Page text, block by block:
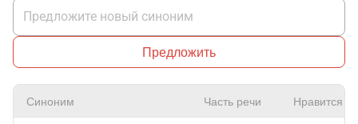
Предложить
Синоним Часть речи Нравится